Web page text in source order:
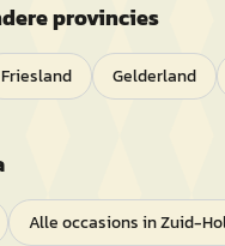
provincies
Friesland Gelderland
Alle occasions inZuid-